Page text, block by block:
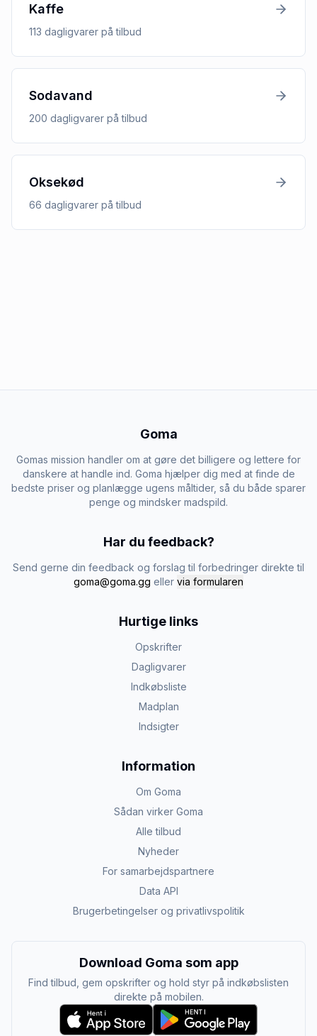
Kaffe
113 dagligvarer på tilbud
Sodavand
200 dagligvarer på tilbud
Oksekød
66 dagligvarer på tilbud
Goma
Gomas mission handler om at gøre det billigere og lettere for
danskere at handle ind. Goma hjælper dig med at finde de
bedste priser og planlægge ugens måltider, så du både sparer
penge og mindsker madspild.
Har du feedback?
Send gerne din feedback og forslag til forbedringer direkte til
goma@goma.gg eller via formularen
Hurtige links
Opskrifter
Dagligvarer
Indkøbsliste
Madplan
Indsigter
Information
Om Goma
Sådan virker Goma
Alle tilbud
Nyheder
For samarbejdspartnere
Data API
Brugerbetingelser og privatlivspolitik
Download Goma som app
Find tilbud, gem opskrifter og hold styr på indkøbslisten
direkte på mobilen.